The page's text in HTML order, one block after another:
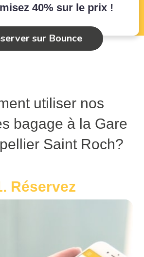
40% sur le prix !
sur Bounce
utiliser nos
bagage à la Gare
Saint Roch?
Réservez